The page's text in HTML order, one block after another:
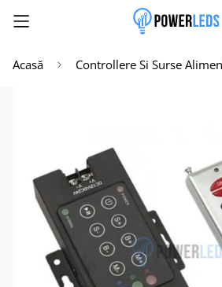
Acasă Controllere Si Surse